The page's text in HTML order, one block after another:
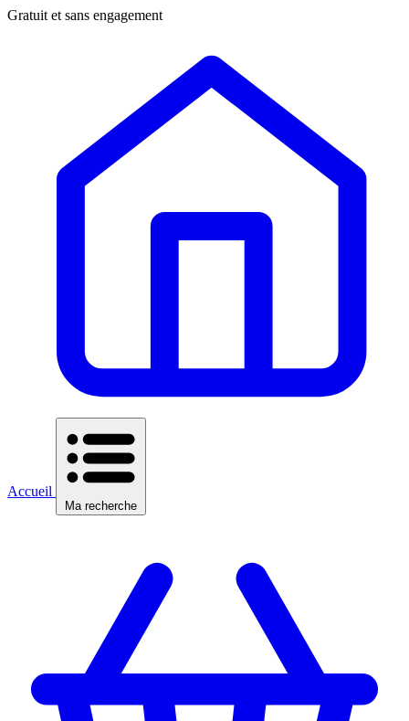
Gratuit et sans engagement
Accueil
Ma recherche